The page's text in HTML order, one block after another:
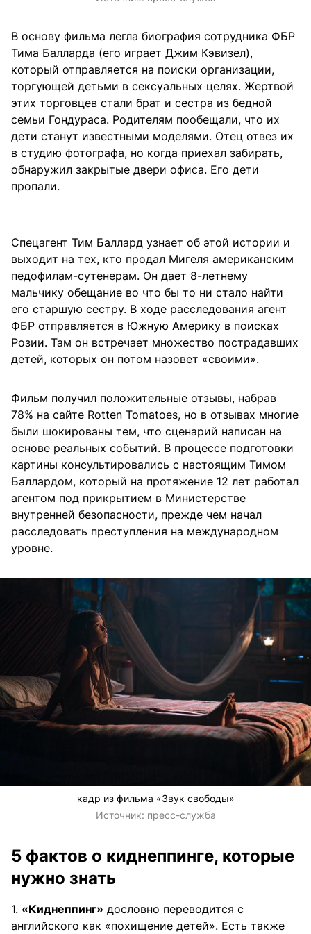
В основу фильма легла биография сотрудника ФБР
Тима Балларда (его играет Джим Кэвизел),
который отправляется на поиски организации,
торгующей детьми в сексуальных целях. Жертвой
этих торговцев стали брат и сестра из бедной
семьи Гондураса. Родителям пообещали, что их
дети станут известными моделями. Отец отвез их
в студию фотографа, но когда приехал забирать,
обнаружил закрытые двери офиса. Его дети
пропали.
Спецагент Тим Баллард узнает об этой истории и
выходит на тех, кто продал Мигеля американским
педофилам-сутенерам. Он дает 8-летнему
мальчику обещание во что бы то ни стало найти
его старшую сестру. В ходе расследования агент
ФБР отправляется в Южную Америку в поисках
Розии. Там он встречает множество пострадавших
детей, которых он потом назовет «своими».
Фильм получил положительные отзывы, набрав
78% на сайте Rotten Tomatoes, но в отзывах многие
были шокированы тем, что сценарий написан на
основе реальных событий. В процессе подготовки
картины консультировались с настоящим Тимом
Баллардом, который на протяжение 12 лет работал
агентом под прикрытием в Министерстве
внутренней безопасности, прежде чем начал
расследовать преступления на международном
уровне.
кадр из фильма «Звук свободы»
Источник: пресс-служба
5 фактов о киднеппинге, которые
нужно знать
1. «Киднеппинг» дословно переводится с
английского как «похищение детей». Есть также